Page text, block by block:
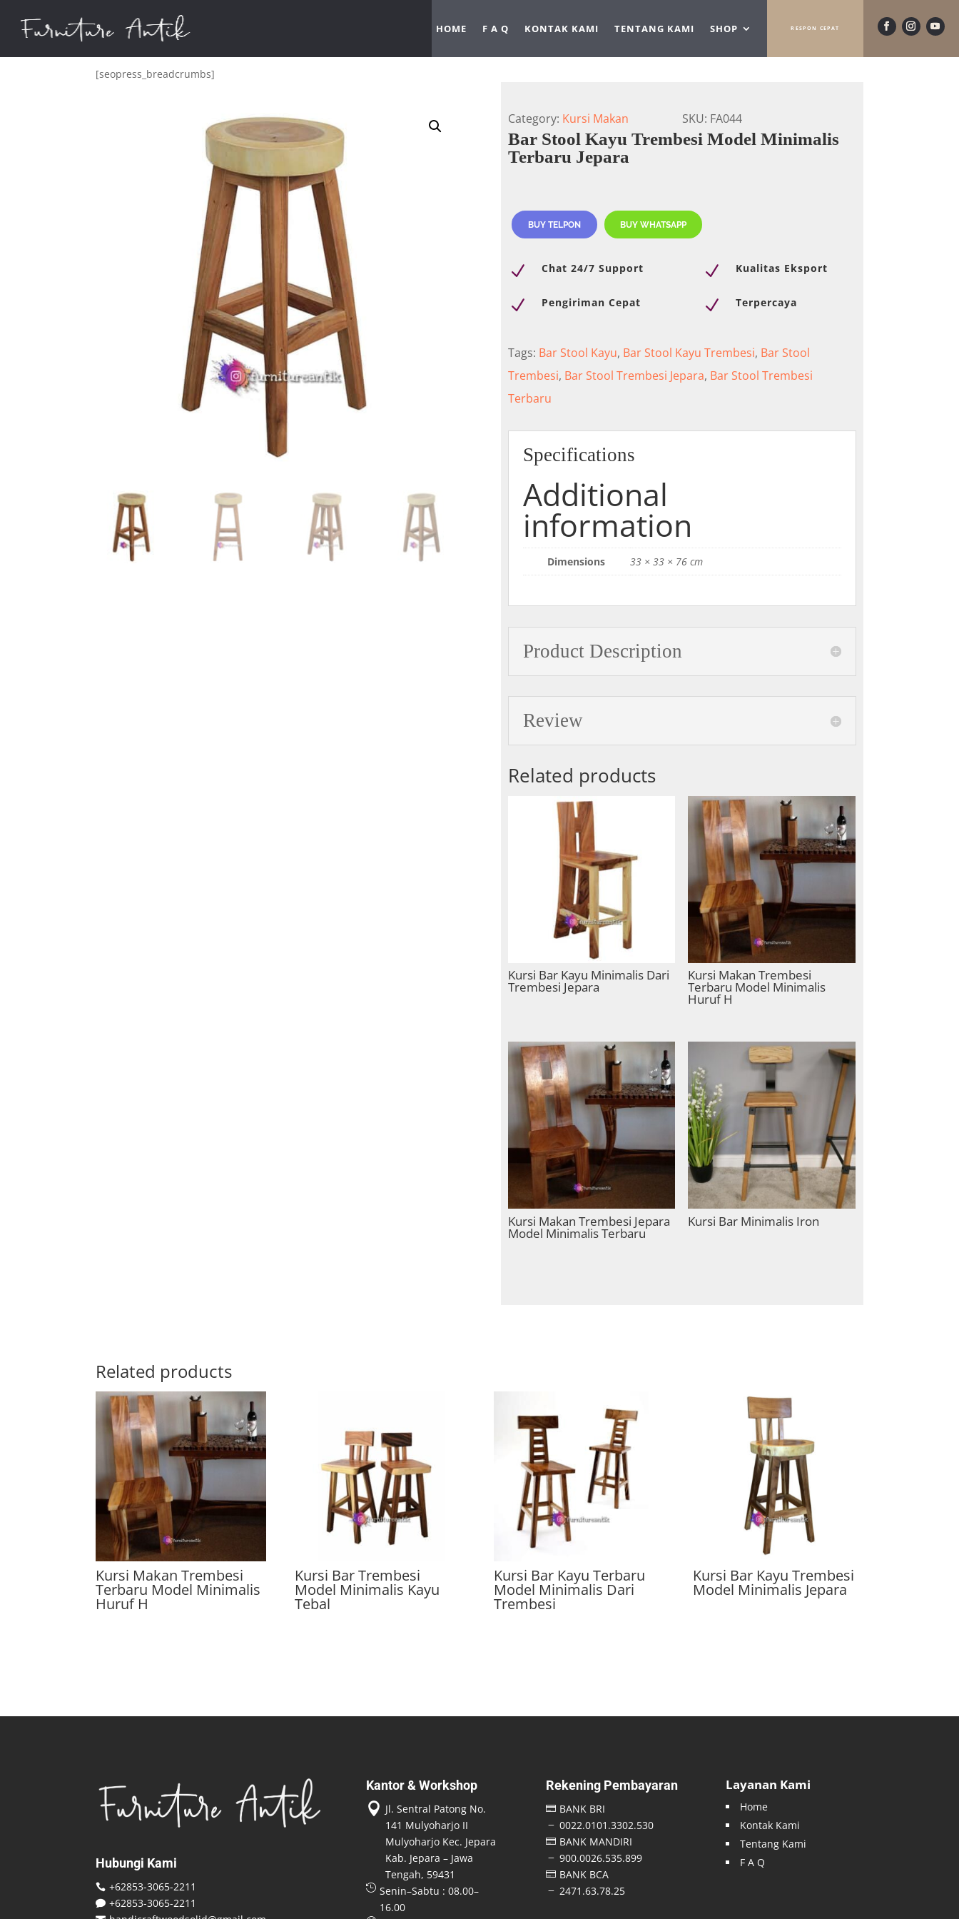
HOME F A Q KONTAK KAMI TENTANG KAMI SHOP RESPON CEPAT
[seopress_breadcrumbs]
Category: Kursi Makan SKU: FA044
Bar Stool Kayu Trembesi Model Minimalis
Terbaru Jepara
BUY TELPON BUY WHATSAPP
N Chat 24/7 Support
N Pengiriman Cepat
N Kualitas Eksport
N Terpercaya
Tags: Bar Stool Kayu, Bar Stool Kayu Trembesi, Bar Stool
Trembesi, Bar Stool Trembesi Jepara, Bar Stool Trembesi
Terbaru
Specifications
Additional
information
Dimensions 33 × 33 × 76 cm
Product Description
Review
Related products
Kursi Bar Kayu Minimalis Dari
Trembesi Jepara
Kursi Makan Trembesi
Terbaru Model Minimalis
Huruf H
Kursi Makan Trembesi Jepara
Model Minimalis Terbaru
Kursi Bar Minimalis Iron
Related products
Kursi Makan Trembesi
Terbaru Model Minimalis
Huruf H
Kursi Bar Trembesi
Model Minimalis Kayu
Tebal
Kursi Bar Kayu Terbaru
Model Minimalis Dari
Trembesi
Kursi Bar Kayu Trembesi
Model Minimalis Jepara
Hubungi Kami
 +62853-3065-2211
 +62853-3065-2211
Kantor & Workshop
 Jl. Sentral Patong No.
141 Mulyoharjo II
Mulyoharjo Kec. Jepara
Kab. Jepara – Jawa
Tengah, 59431
 Senin–Sabtu : 08.00–
16.00
Rekening Pembayaran
 BANK BRI
K 0022.0101.3302.530
 BANK MANDIRI
K 900.0026.535.899
 BANK BCA
K 2471.63.78.25
Layanan Kami
Home
Kontak Kami
Tentang Kami
F A Q